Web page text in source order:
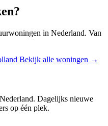
in Nederland. Van
Bekijk alle woningen →
Dagelijks nieuwe
op één plek.